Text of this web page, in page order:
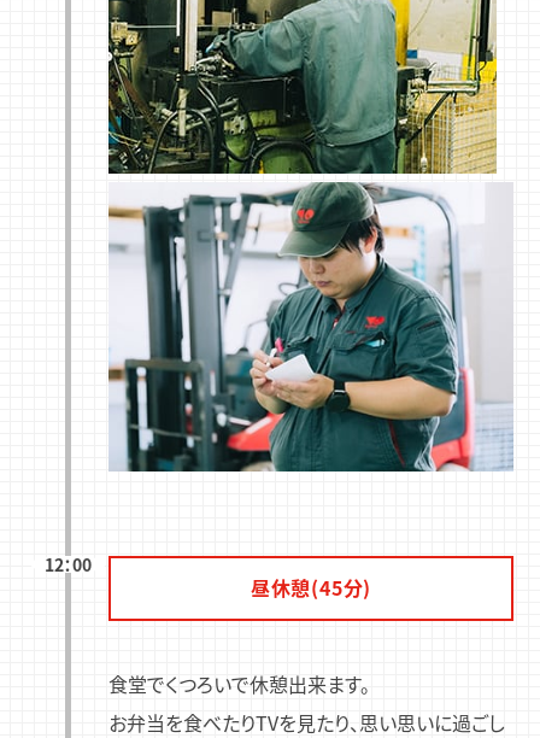
12：00
昼休憩(45分)
食堂でくつろいで休憩出来ます。
お弁当を食べたりTVを見たり、思い思いに過ごし